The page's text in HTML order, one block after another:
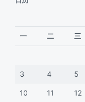
一 二 三
3 4 5
10 11 12